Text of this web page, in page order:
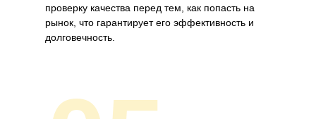
проверку качества перед тем, как попасть на
рынок, что гарантирует его эффективность и
долговечность.